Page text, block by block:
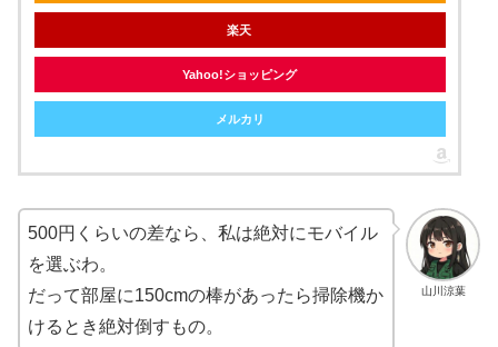
楽天
Yahoo!ショッピング
メルカリ
山川涼葉
500円くらいの差なら、私は絶対にモバイル
を選ぶわ。
だって部屋に150cmの棒があったら掃除機か
けるとき絶対倒すもの。